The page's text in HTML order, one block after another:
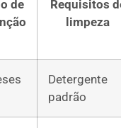
de
Requisitos
limpeza
Detergente
padrão